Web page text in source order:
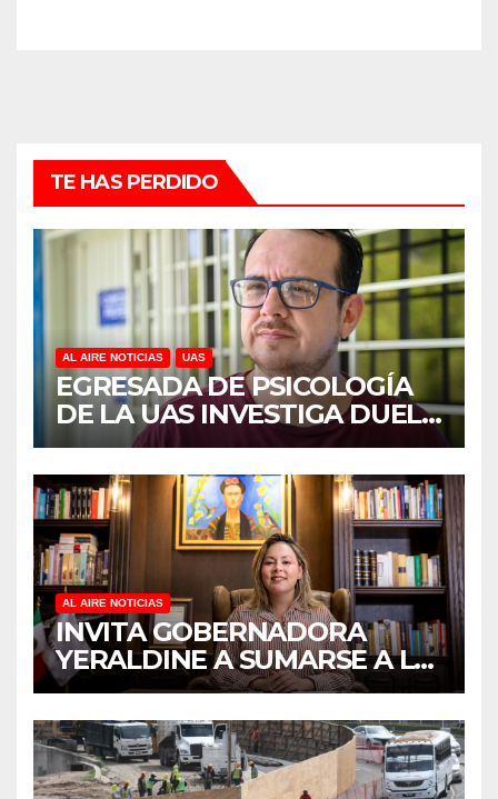
TE HAS PERDIDO
AL AIRE NOTICIAS UAS
EGRESADA DE PSICOLOGÍA
DE LA UAS INVESTIGA DUELO
ANTICIPADO Y SOBRECARGA
EN CUIDADORES DE
ADULTOS MAYORES
AL AIRE NOTICIAS
INVITA GOBERNADORA
YERALDINE A SUMARSE A LA
JORNADA NACIONAL DE
REFORESTACIÓN;
PLANTARÁN 6.6 MILLONES
DE ÁRBOLES